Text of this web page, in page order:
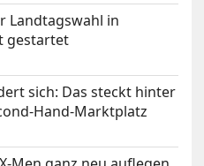
Landtagswahl in
gestartet
sich: Das steckt hinter
Hand-Marktplatz